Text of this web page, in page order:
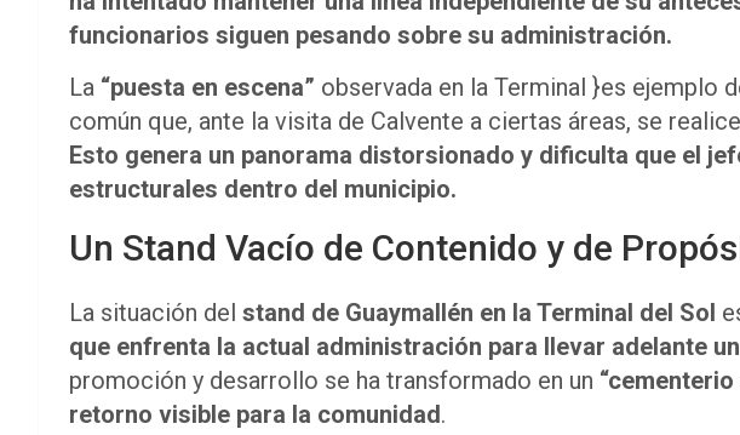
funcionarios siguen pesando sobre su administración.
La “puesta en escena” observada en la Terminal }es ejemplo
común que, ante la visita de Calvente a ciertas áreas, se
Esto genera un panorama distorsionado y dificulta que el
estructurales dentro del municipio.
Un Stand Vacío de Contenido y de
La situación del stand de Guaymallén en la Terminal del Sol
que enfrenta la actual administración para llevar adelante
promoción y desarrollo se ha transformado en un
retorno visible para la comunidad.